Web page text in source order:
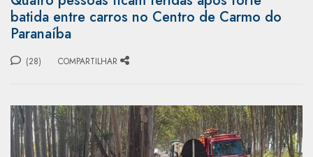
batida entre carros no Centro de Carmo do
Paranaíba
(28) COMPARTILHAR